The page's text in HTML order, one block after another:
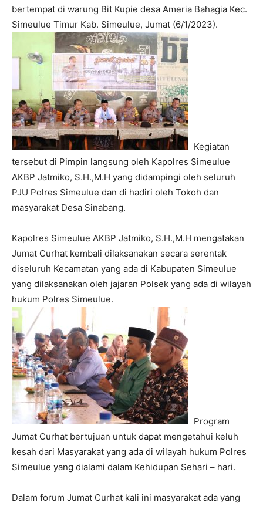
bertempat di warung Bit Kupie desa Ameria Bahagia Kec.
Simeulue Timur Kab. Simeulue, Jumat (6/1/2023).
Kegiatan
tersebut di Pimpin langsung oleh Kapolres Simeulue
AKBP Jatmiko, S.H.,M.H yang didampingi oleh seluruh
PJU Polres Simeulue dan di hadiri oleh Tokoh dan
masyarakat Desa Sinabang.
Kapolres Simeulue AKBP Jatmiko, S.H.,M.H mengatakan
Jumat Curhat kembali dilaksanakan secara serentak
diseluruh Kecamatan yang ada di Kabupaten Simeulue
yang dilaksanakan oleh jajaran Polsek yang ada di wilayah
hukum Polres Simeulue.
Program
Jumat Curhat bertujuan untuk dapat mengetahui keluh
kesah dari Masyarakat yang ada di wilayah hukum Polres
Simeulue yang dialami dalam Kehidupan Sehari – hari.
Dalam forum Jumat Curhat kali ini masyarakat ada yang